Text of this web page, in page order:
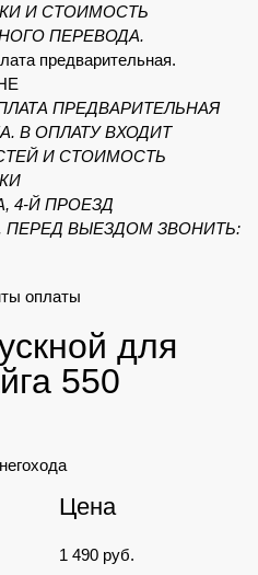
И СТОИМОСТЬ
ПЕРЕВОДА.
предварительная.
ПРЕДВАРИТЕЛЬНАЯ
В ОПЛАТУ ВХОДИТ
И СТОИМОСТЬ
4-Й ПРОЕЗД
ПЕРЕД ВЫЕЗДОМ ЗВОНИТЬ:
оплаты
для
550
Цена
1 490 руб.